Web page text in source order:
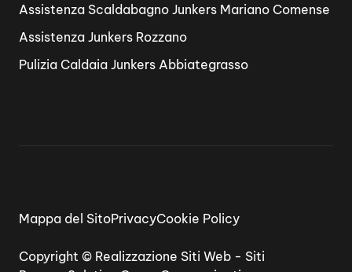
Assistenza Scaldabagno Junkers Mariano Comense
Assistenza Junkers Rozzano
Pulizia Caldaia Junkers Abbiategrasso
Copyright © Realizzazione Siti Web - Siti
Mappa del SitoPrivacyCookie Policy